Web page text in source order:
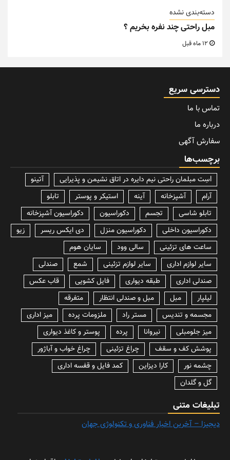
دسته‌بندی نشده
مبل راحتی چند نفره بخریم ؟
دسترسی سریع
تماس با ما
درباره ما
سفارش آگهی
برچسب‌ها
lسِت مبلمان راحتی نیم دایره در اتاق نشیمن و پذیرایی
آتینو
آرام
آشپزخانه آینه استیکر و پوستر
تابلو
تابلو شاسی
تجسم دکوراسیون
دکوراسیون آشپزخانه
دکوراسیون داخلی
دکوراسیون منزل دی ایکس ریسر
زیو
ساعت های تزئینی
سالی وود
سایان هوم
سایر لوازم اداری
سایر لوازم تزئینی شمع
صندلی
صندلی اداری
طبقه دیواری فایل کشویی
قاب عکس
لیلپار
مبل مبل و صندلی انتظار
متفرقه
مجسمه و تندیس
مستر راد ملزومات پرده
میز اداری
میز جلومبلی
نیروانا پرده
پوستر و کاغذ دیواری
پوشش کف و سقف
چراغ تزئینی
چراغ خواب و آباژور
چشمه نور
کارا دیزاین
کمد فایل و قفسه اداری
گل و گلدان
تبلیغات متنی
دیجیزا – آخرین اخبار فناوری و تکنولوژی جهان